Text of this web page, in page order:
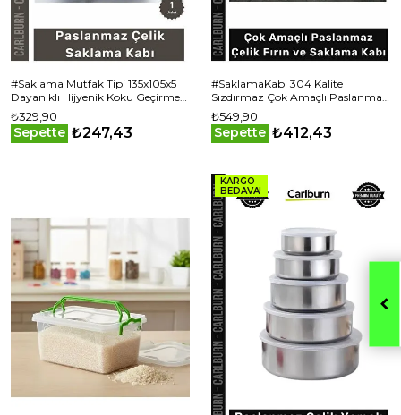
#Saklama Mutfak Tipi 135x105x5
Dayanıklı Hijyenik Koku Geçirmez
Şık Paslanmaz Çelik Saklama Kabı
₺329,90
Sepette ₺247,43
#SaklamaKabı 304 Kalite
Sızdırmaz Çok Amaçlı Paslanmaz
Çelik Fırın Saklama Kabı 25x20x5
cm - 1 Adet
₺549,90
Sepette ₺412,43
KARGO
BEDAVA!